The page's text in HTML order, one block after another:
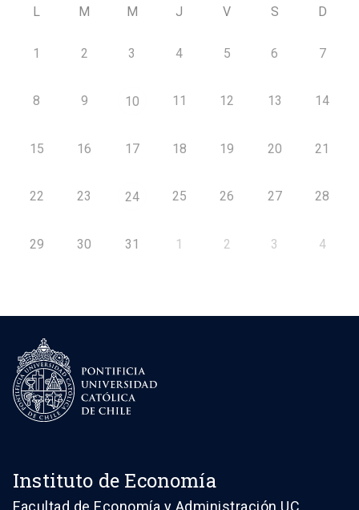
L M M J V S D
1 2 3 4 5 6 7
8 9 10 11 12 13 14
15 16 17 18 19 20 21
22 23 24 25 26 27 28
29 30 31 1 2 3 4
Instituto de Economía
Facultad de Economía y Administración UC